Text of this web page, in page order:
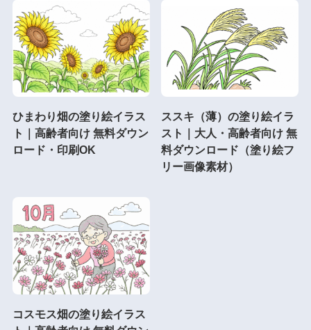
ひまわり畑の塗り絵イラス
ト｜高齢者向け 無料ダウン
ロード・印刷OK
ススキ（薄）の塗り絵イラ
スト｜大人・高齢者向け 無
料ダウンロード（塗り絵フ
リー画像素材）
コスモス畑の塗り絵イラス